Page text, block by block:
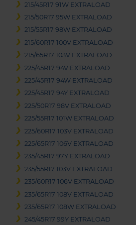
215/45R17 91W EXTRALOAD
215/50R17 95W EXTRALOAD
215/55R17 98W EXTRALOAD
215/60R17 100V EXTRALOAD
215/65R17 103V EXTRALOAD
225/45R17 94V EXTRALOAD
225/45R17 94W EXTRALOAD
225/45R17 94Y EXTRALOAD
225/50R17 98V EXTRALOAD
225/55R17 101W EXTRALOAD
225/60R17 103V EXTRALOAD
225/65R17 106V EXTRALOAD
235/45R17 97Y EXTRALOAD
235/55R17 103V EXTRALOAD
235/60R17 106V EXTRALOAD
235/65R17 108V EXTRALOAD
235/65R17 108W EXTRALOAD
245/45R17 99Y EXTRALOAD